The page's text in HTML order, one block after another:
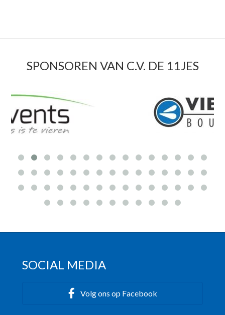
SPONSOREN VAN C.V. DE 11JES
SOCIAL MEDIA
Volg ons op Facebook